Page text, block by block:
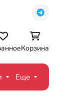
Корзина
Еще